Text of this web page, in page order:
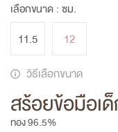
สร้อยข้อมือเ
ทอง 96.5%
เลือกขนาด : ซม.
11.5
12
วิธีเลือกขนาด